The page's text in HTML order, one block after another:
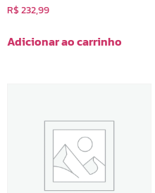
R$232,99
Adicionar ao carrinho